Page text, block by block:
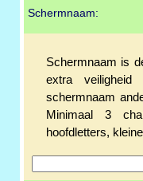
Schermnaam:
Schermnaam is
extra
schermnaam
Minimaal 3
hoofdletters,